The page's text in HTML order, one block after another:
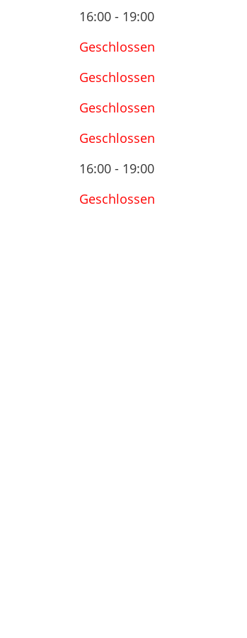
16:00 - 19:00
Geschlossen
Geschlossen
Geschlossen
Geschlossen
16:00 - 19:00
Geschlossen